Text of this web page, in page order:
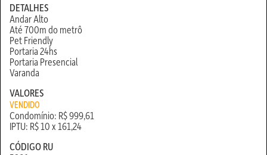
DETALHES
Andar Alto
Até 700m do metrô
Pet Friendly
Portaria 24hs
Portaria Presencial
Varanda
VALORES
VENDIDO
Condomínio: R$ 999,61
IPTU: R$ 10 x 161,24
CÓDIGO RU